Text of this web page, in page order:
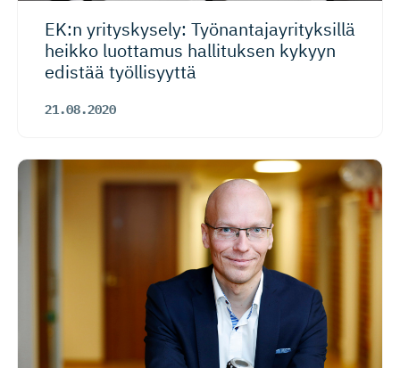
EK:n yrityskysely: Työnantajay­ri­tyksillä
heikko luottamus hallituksen kykyyn
edistää työllisyyttä
21.08.2020